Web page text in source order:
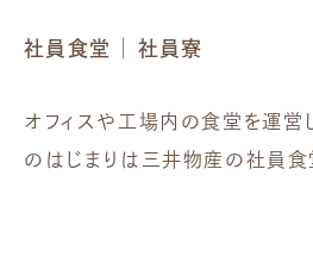
社員食堂 ｜ 社員寮
オフィスや工場内の食堂を運営
のはじまりは三井物産の社員食